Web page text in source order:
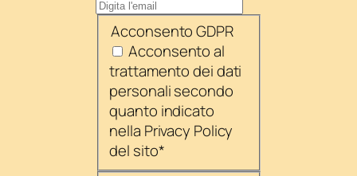
Acconsento GDPR
Acconsento al
trattamento dei dati
personali secondo
quanto indicato
nella Privacy Policy
del sito*